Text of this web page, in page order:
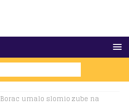
Borac umalo slomio zube na